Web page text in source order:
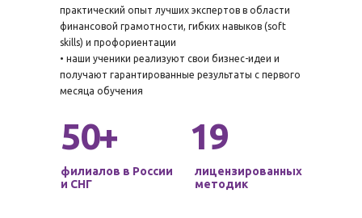
практический опыт лучших экспертов в области
финансовой грамотности, гибких навыков (soft
skills) и профориентации
• наши ученики реализуют свои бизнес-идеи и
получают гарантированные результаты с первого
месяца обучения
50+
филиалов в России
и СНГ
19
лицензированных
методик